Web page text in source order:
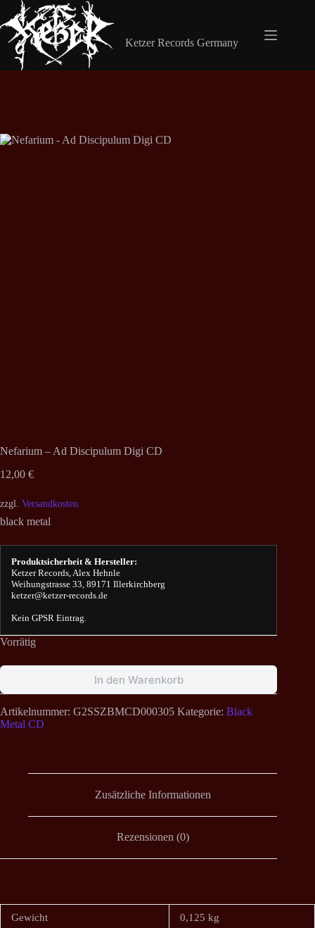
Inhalt
springen
Ketzer Records Germany
Nefarium – Ad Discipulum Digi CD
12,00 €
zzgl. Versandkosten
black metal
Produktsicherheit & Hersteller:
Ketzer Records, Alex Hehnle
Weihungstrasse 33, 89171 Illerkirchberg
ketzer@ketzer-records.de
Kein GPSR Eintrag.
Vorrätig
In den Warenkorb
Artikelnummer: G2SSZBMCD000305 Kategorie: Black
Metal CD
Zusätzliche Informationen
Rezensionen (0)
Gewicht 0,125 kg